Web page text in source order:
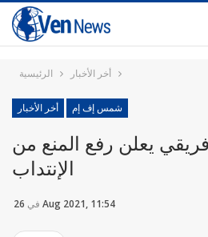
الرئيسية أخر الأخبار
أخر الأخبار شمس إف إم
يعلن رفع المنع من
الإنتداب
في 26 Aug 2021, 11:54